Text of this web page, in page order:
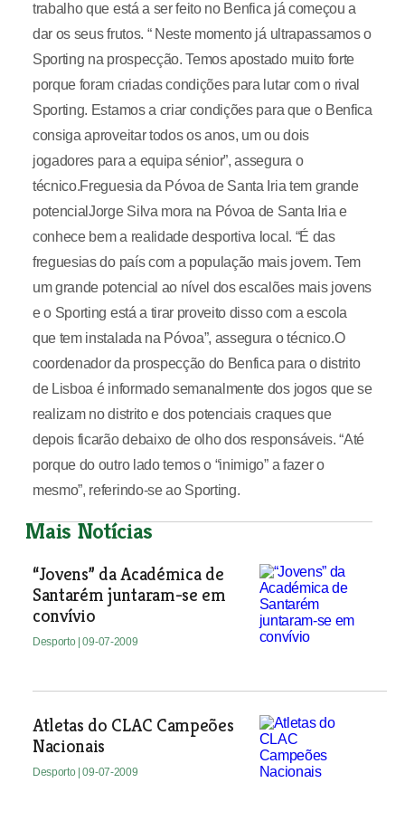
trabalho que está a ser feito no Benfica já começou a
dar os seus frutos. “ Neste momento já ultrapassamos o
Sporting na prospecção. Temos apostado muito forte
porque foram criadas condições para lutar com o rival
Sporting. Estamos a criar condições para que o Benfica
consiga aproveitar todos os anos, um ou dois
jogadores para a equipa sénior”, assegura o
técnico.Freguesia da Póvoa de Santa Iria tem grande
potencialJorge Silva mora na Póvoa de Santa Iria e
conhece bem a realidade desportiva local. “É das
freguesias do país com a população mais jovem. Tem
um grande potencial ao nível dos escalões mais jovens
e o Sporting está a tirar proveito disso com a escola
que tem instalada na Póvoa”, assegura o técnico.O
coordenador da prospecção do Benfica para o distrito
de Lisboa é informado semanalmente dos jogos que se
realizam no distrito e dos potenciais craques que
depois ficarão debaixo de olho dos responsáveis. “Até
porque do outro lado temos o “inimigo” a fazer o
mesmo”, referindo-se ao Sporting.
Mais Notícias
“Jovens” da Académica de
Santarém juntaram-se em
convívio
Desporto | 09-07-2009
Atletas do CLAC Campeões
Nacionais
Desporto | 09-07-2009